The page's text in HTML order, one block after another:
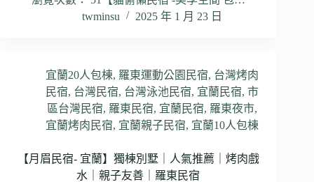
twminsu
2025 年 1 月 23 日
宜蘭20人包棟, 羅東運動公園民宿, 台灣烤肉
民宿, 台灣民宿, 台灣泳池民宿, 宜蘭民宿,市
區台灣民宿, 羅東民宿, 宜蘭民宿, 羅東夜市,
宜蘭烤肉民宿, 宜蘭親子民宿, 宜蘭10人包棟
【月眉民宿- 宜蘭】獨棟別墅｜人氣推薦｜烤肉戲
水｜親子友善｜羅東民宿